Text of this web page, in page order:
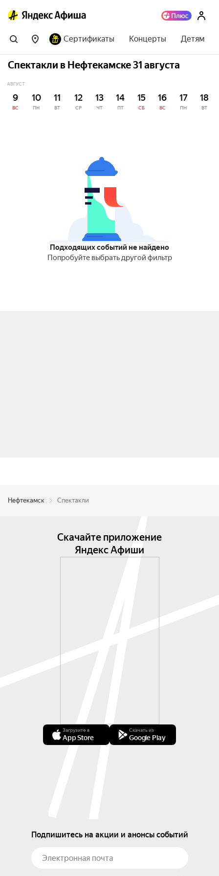
Сертификаты Концерты Детям
Спектакли в Нефтекамске 31 августа
АВГУСТ
9
ВС
10
ПН
11
ВТ
12
СР
13
ЧТ
14
ПТ
15
СБ
16
ВС
17
ПН
18
ВТ
Подходящих событий не найдено
Попробуйте выбрать другой фильтр
Нефтекамск Спектакли
Скачайте приложение
Яндекс Афиши
Загрузите в
App Store
Скачать из
Google Play
Подпишитесь на акции и анонсы событий